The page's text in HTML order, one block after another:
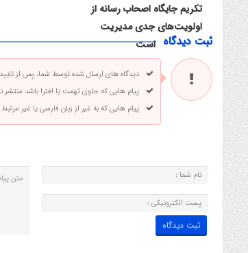
تکریم جایگاه اصحاب رسانه از
اولویت‌های جدی مدیریت
ارشد استان است
ثبت دیدگاه
دیدگاه های ارسال شده توسط شما، پس از
پیام هایی که حاوی تهمت یا افترا باشد
پیام هایی که به غیر از زبان فارسی یا غیر